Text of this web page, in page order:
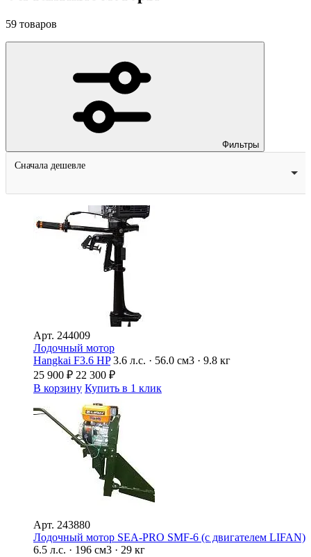
59 товаров
Фильтры
Сначала дешевле
Арт. 244009
Лодочный мотор
Hangkai F3.6 HP 3.6 л.с. · 56.0 см3 · 9.8 кг
25 900 ₽ 22 300 ₽
В корзину Купить в 1 клик
Арт. 243880
Лодочный мотор SEA-PRO SMF-6 (с двигателем LIFAN)
6.5 л.с. · 196 см3 · 29 кг